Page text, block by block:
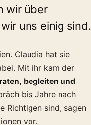
wir über
uns einig sind.
Claudia hat sie
Mit ihr kam der
begleiten und
bis Jahre nach
Richtigen sind, sagen
vor.